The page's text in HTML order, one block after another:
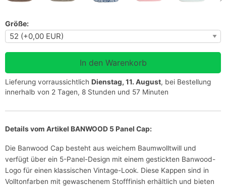
Größe:
Lieferung vorraussichtlich Dienstag, 11. August, bei Bestellung
innerhalb von 2 Tagen, 8 Stunden und 57 Minuten
Details vom Artikel BANWOOD 5 Panel Cap:
Die Banwood Cap besteht aus weichem Baumwolltwill und
verfügt über ein 5-Panel-Design mit einem gestickten Banwood-
Logo für einen klassischen Vintage-Look. Diese Kappen sind in
Volltonfarben mit gewaschenem Stofffinish erhältlich und bieten